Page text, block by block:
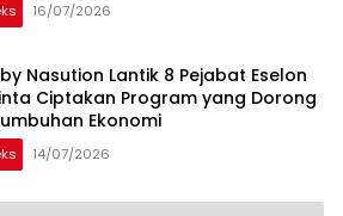
16/07/2026
Nasution Lantik 8 Pejabat Eselon
Ciptakan Program yang Dorong
Ekonomi
14/07/2026